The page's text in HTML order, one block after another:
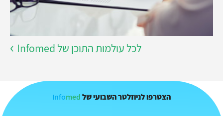
לכל עולמות התוכן של Infomed
הצטרפו לניוזלטר השבועי של Infomed